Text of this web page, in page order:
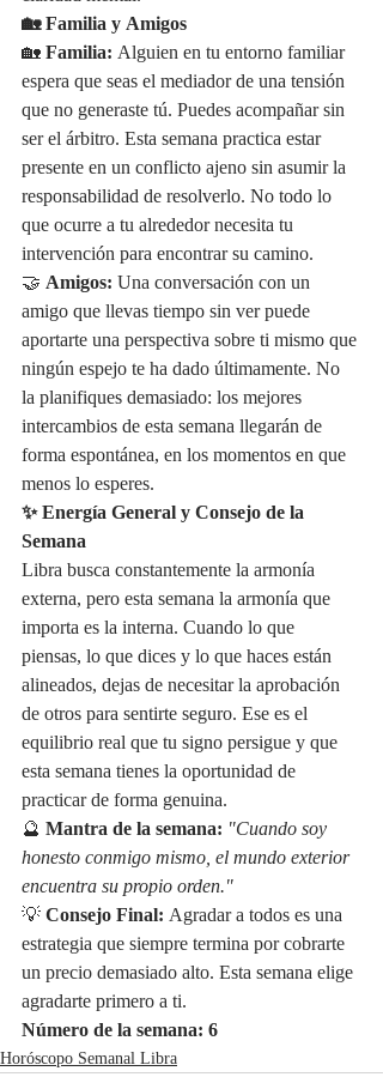
🏡 Familia y Amigos
🏡 Familia: Alguien en tu entorno familiar
espera que seas el mediador de una tensión
que no generaste tú. Puedes acompañar sin
ser el árbitro. Esta semana practica estar
presente en un conflicto ajeno sin asumir la
responsabilidad de resolverlo. No todo lo
que ocurre a tu alrededor necesita tu
intervención para encontrar su camino.
🤝 Amigos: Una conversación con un
amigo que llevas tiempo sin ver puede
aportarte una perspectiva sobre ti mismo que
ningún espejo te ha dado últimamente. No
la planifiques demasiado: los mejores
intercambios de esta semana llegarán de
forma espontánea, en los momentos en que
menos lo esperes.
✨ Energía General y Consejo de la
Semana
Libra busca constantemente la armonía
externa, pero esta semana la armonía que
importa es la interna. Cuando lo que
piensas, lo que dices y lo que haces están
alineados, dejas de necesitar la aprobación
de otros para sentirte seguro. Ese es el
equilibrio real que tu signo persigue y que
esta semana tienes la oportunidad de
practicar de forma genuina.
🔮 Mantra de la semana: "Cuando soy
honesto conmigo mismo, el mundo exterior
encuentra su propio orden."
💡 Consejo Final: Agradar a todos es una
estrategia que siempre termina por cobrarte
un precio demasiado alto. Esta semana elige
agradarte primero a ti.
Número de la semana: 6
Horóscopo Semanal Libra